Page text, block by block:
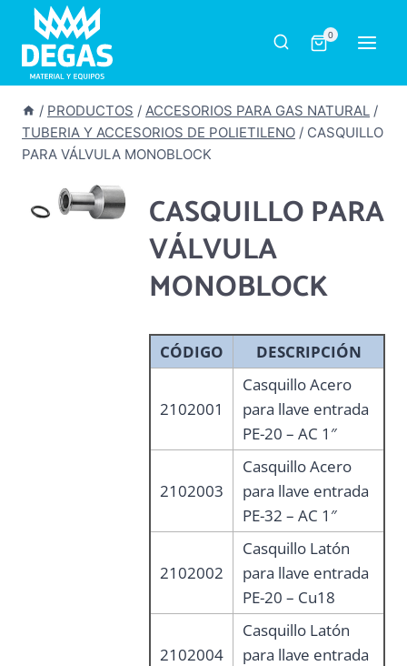
Saltar
contenido
0
/ PRODUCTOS / ACCESORIOS PARA GAS NATURAL /
TUBERIA Y ACCESORIOS DE POLIETILENO / CASQUILLO
PARA VÁLVULA MONOBLOCK
CASQUILLO PARA
VÁLVULA
MONOBLOCK
CÓDIGO DESCRIPCIÓN
2102001
Casquillo Acero
para llave entrada
PE-20 – AC 1″
2102003
Casquillo Acero
para llave entrada
PE-32 – AC 1″
2102002
Casquillo Latón
para llave entrada
PE-20 – Cu18
2102004
Casquillo Latón
para llave entrada